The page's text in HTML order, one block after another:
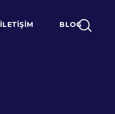
İLETIŞIM BLOG